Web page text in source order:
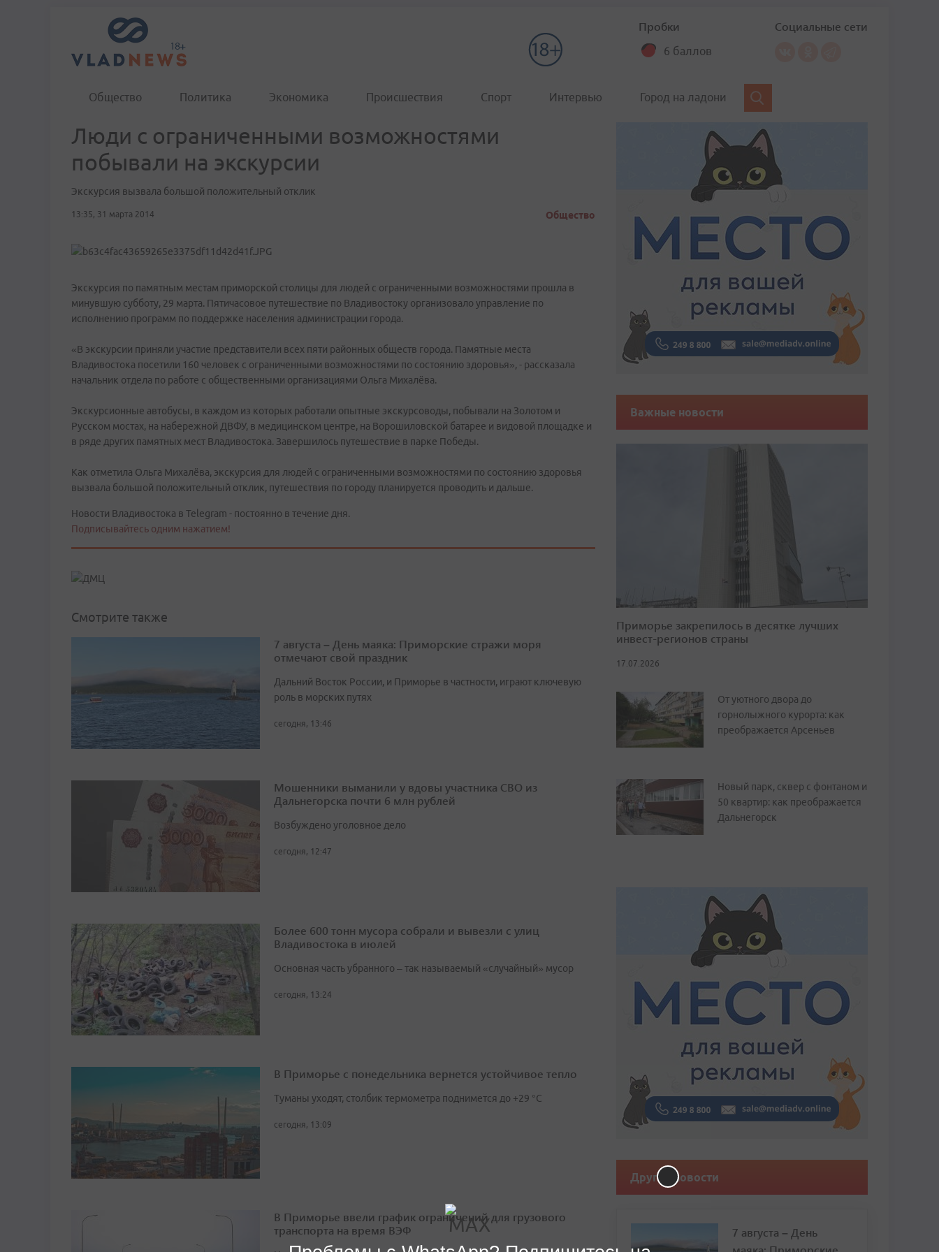
Пробки
6 баллов
Социальные сети
Общество Политика Экономика Происшествия Спорт Интервью Город на ладони
Люди с ограниченными возможностями
побывали на экскурсии
Экскурсия вызвала большой положительный отклик
13:35, 31 марта 2014 Общество
Экскурсия по памятным местам приморской столицы для людей с ограниченными возможностями прошла в
минувшую субботу, 29 марта. Пятичасовое путешествие по Владивостоку организовало управление по
исполнению программ по поддержке населения администрации города.
«В экскурсии приняли участие представители всех пяти районных обществ города. Памятные места
Владивостока посетили 160 человек с ограниченными возможностями по состоянию здоровья», - рассказала
начальник отдела по работе с общественными организациями Ольга Михалёва.
Экскурсионные автобусы, в каждом из которых работали опытные экскурсоводы, побывали на Золотом и
Русском мостах, на набережной ДВФУ, в медицинском центре, на Ворошиловской батарее и видовой площадке и
в ряде других памятных мест Владивостока. Завершилось путешествие в парке Победы.
Как отметила Ольга Михалёва, экскурсия для людей с ограниченными возможностями по состоянию здоровья
вызвала большой положительный отклик, путешествия по городу планируется проводить и дальше.
Новости Владивостока в Telegram - постоянно в течение дня.
Подписывайтесь одним нажатием!
Смотрите также
7 августа – День маяка: Приморские стражи моря
отмечают свой праздник
Дальний Восток России, и Приморье в частности, играют ключевую
роль в морских путях
сегодня, 13:46
Мошенники выманили у вдовы участника СВО из
Дальнегорска почти 6 млн рублей
Возбуждено уголовное дело
сегодня, 12:47
Более 600 тонн мусора собрали и вывезли с улиц
Владивостока в июлей
Основная часть убранного – так называемый «случайный» мусор
сегодня, 13:24
В Приморье с понедельника вернется устойчивое тепло
Туманы уходят, столбик термометра поднимется до +29 °С
сегодня, 13:09
В Приморье ввели график ограничений для грузового
транспорта на время ВЭФ
Важные новости
Приморье закрепилось в десятке лучших
инвест-регионов страны
17.07.2026
От уютного двора до
горнолыжного курорта: как
преображается Арсеньев
Новый парк, сквер с фонтаном и
50 квартир: как преображается
Дальнегорск
Другие новости
7 августа – День